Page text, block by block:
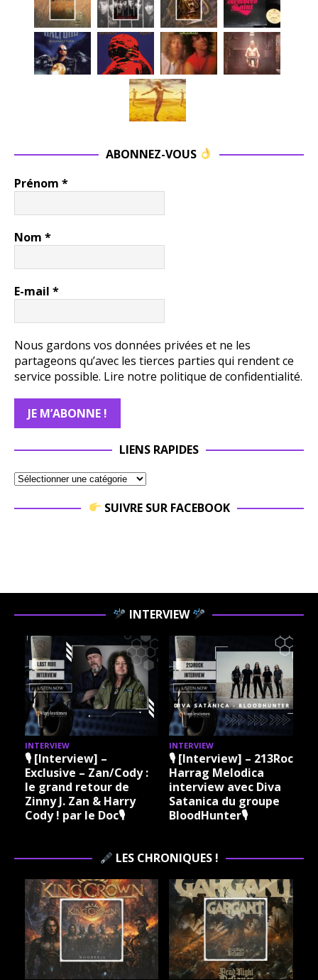
ABONNEZ-VOUS
Prénom *
Nom *
E-mail *
Nous gardons vos données privées et ne les
partageons qu’avec les tierces parties qui rendent ce
service possible. Lire notre politique de confidentialité.
LIENS RAPIDES
SUIVRE SUR FACEBOOK
INTERVIEW
INTERVIEW
🎙 [Interview] –
Exclusive – Zan/Cody :
le grand retour de
Zinny J. Zan & Harry
Cody ! par le Doc🎙
INTERVIEW
🎙 [Interview] – 213Rock
Harrag Melodica
interview avec Diva
Satanica du groupe
BloodHunter🎙
LES CHRONIQUES !